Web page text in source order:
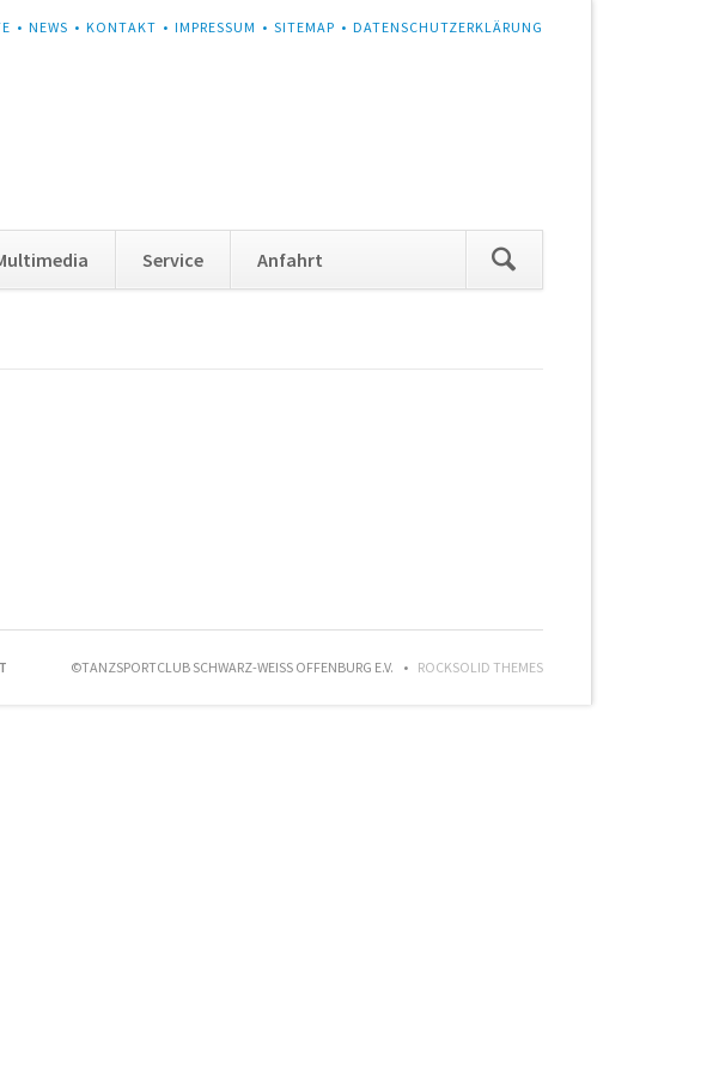
NEWS KONTAKT IMPRESSUM SITEMAP DATENSCHUTZERKLÄRUNG
überspringen
Service Anfahrt
©TANZSPORTCLUB SCHWARZ-WEISS OFFENBURG E.V. ROCKSOLID THEMES